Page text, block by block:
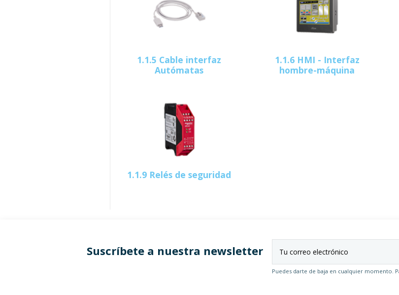
1.1.5 Cable interfaz
Autómatas
1.1.6 HMI - Interfaz
hombre-máquina
1.1.9 Relés de seguridad
Suscríbete a nuestra newsletter
Puedes darte de baja en cualquier momento.